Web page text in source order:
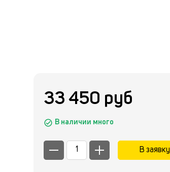
33 450 руб
В наличии много
В заявку